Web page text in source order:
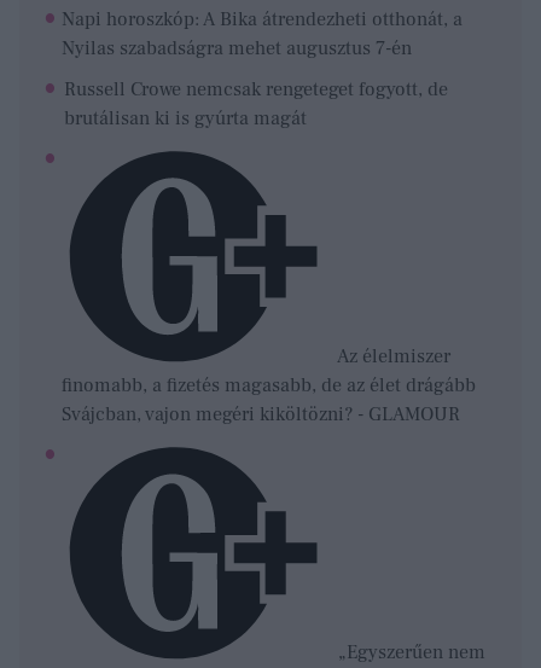
Napi horoszkóp: A Bika átrendezheti otthonát, a
Nyilas szabadságra mehet augusztus 7-én
Russell Crowe nemcsak rengeteget fogyott, de
brutálisan ki is gyúrta magát
Az élelmiszer
finomabb, a fizetés magasabb, de az élet drágább
Svájcban, vajon megéri kiköltözni? - GLAMOUR
„Egyszerűen nem